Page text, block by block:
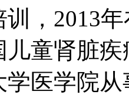
训，2013
童肾脏
学医学院